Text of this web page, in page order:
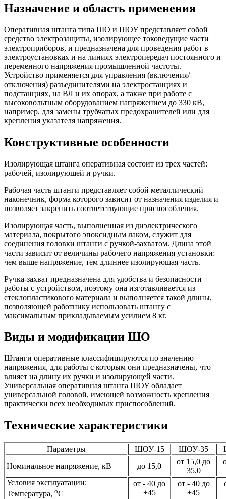
Назначение и область применения
Оперативная штанга типа ШО и ШОУ представляет собой
средство электрозащиты, изолирующее токоведущие части
электроприборов, и предназначена для проведения работ в
электроустановках и на линиях электропередач постоянного и
переменного напряжения промышленной частоты.
Устройство применяется для управления (включения/
отключения) разъединителями на электростанциях и
подстанциях, на ВЛ и их опорах, а также при работе с
высоковольтным оборудованием напряжением до 330 кВ,
например, для замены трубчатых предохранителей или для
крепления указателя напряжения.
Конструктивные особенности
Изолирующая штанга оперативная состоит из трех частей:
рабочей, изолирующей и ручки.
Рабочая часть штанги представляет собой металлический
наконечник, форма которого зависит от назначения изделия и
позволяет закрепить соответствующие приспособления.
Изолирующая часть, выполненная из диэлектрического
материала, покрытого эпоксидным лаком, служит для
соединения головки штанги с ручкой-захватом. Длина этой
части зависит от величины рабочего напряжения установки:
чем выше напряжение, тем длиннее изолирующая часть.
Ручка-захват предназначена для удобства и безопасности
работы с устройством, поэтому она изготавливается из
стеклопластикового материала и выполняется такой длины,
позволяющей работнику использовать штангу с
максимальным прикладываемым усилием 8 кг.
Виды и модификации ШО
Штанги оперативные классифицируются по значению
напряжения, для работы с которым они предназначены, что
влияет на длину их ручки и изолирующей части.
Универсальная оперативная штанга ШОУ обладает
универсальной головой, имеющей возможность крепления
практически всех необходимых приспособлений.
Технические характеристики
Параметры ШОУ-15 ШОУ-35
Номинальное напряжение, кВ
до 15,0
от 15,0 до
35,0
Условия эксплуатации:
Температура, oC
от - 40 до
+45
от - 40 до
+45